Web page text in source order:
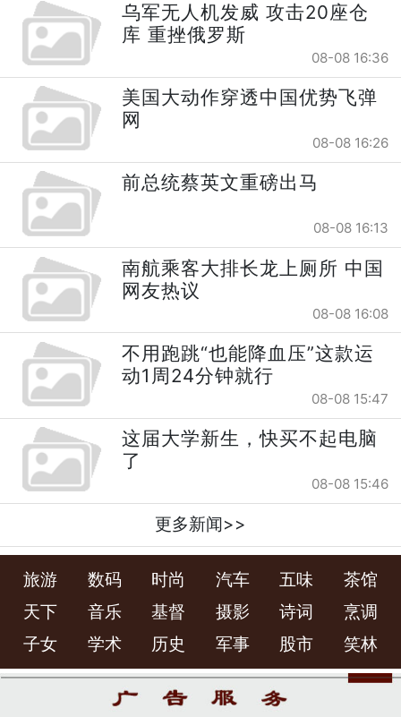
乌军无人机发威 攻击20座仓
库 重挫俄罗斯
08-08 16:36
美国大动作穿透中国优势飞弹
网
08-08 16:26
前总统蔡英文重磅出马
08-08 16:13
南航乘客大排长龙上厕所 中国
网友热议
08-08 16:08
不用跑跳“也能降血压”这款运
动1周24分钟就行
08-08 15:47
这届大学新生，快买不起电脑
了
08-08 15:46
更多新闻>>
旅游 数码 时尚 汽车 五味
茶馆
天下
音乐 基督 摄影 诗词
烹调
子女
学术 历史 军事 股市 笑林